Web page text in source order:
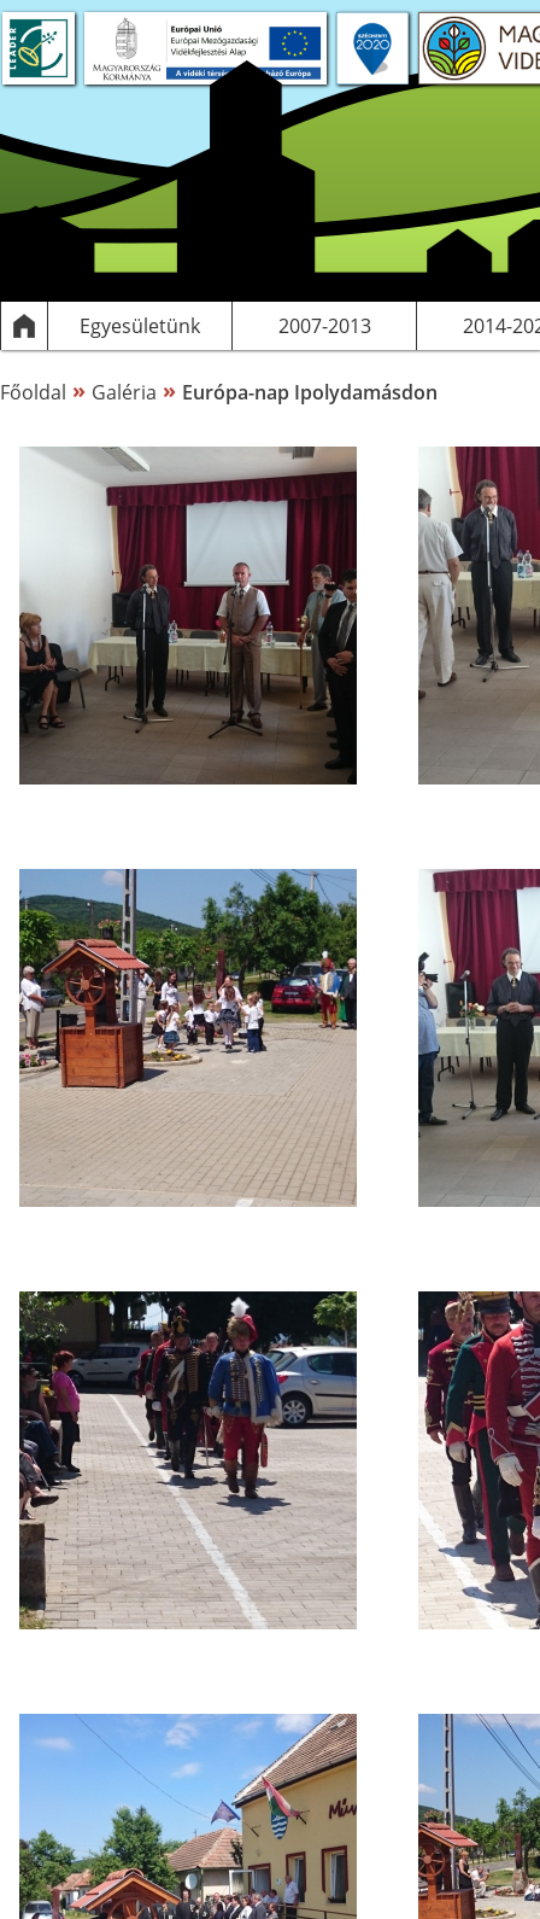
Egyesületünk 2007-2013 2014-
Főoldal » Galéria » Európa-nap Ipolydamásdon
pályázatok, kiadványok Működési költségeink
projektek
tervezés LEADER